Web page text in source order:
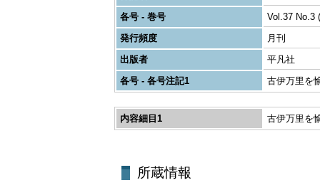
各号 - 巻号
Vol.37 No.3
発行頻度
月刊
出版者
平凡社
各号 - 各号注記1
古伊万里を
内容細目1 古伊万里を